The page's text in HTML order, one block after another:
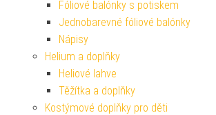
Fóliové balónky s potiskem
Jednobarevné fóliové balónky
Nápisy
Helium a doplňky
Heliové lahve
Těžítka a doplňky
Kostýmové doplňky pro děti